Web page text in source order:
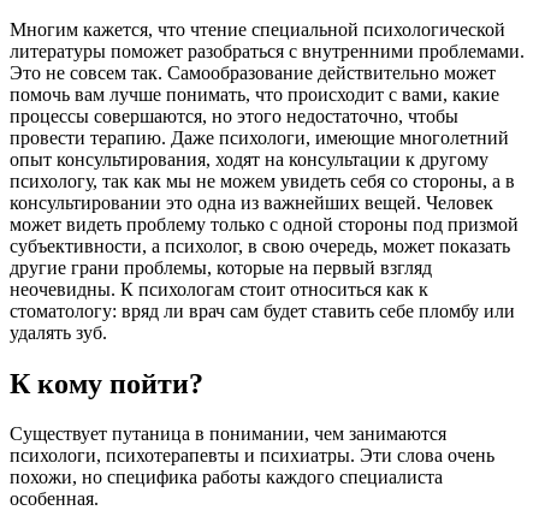
Многим кажется, что чтение специальной психологической
литературы поможет разобраться с внутренними проблемами.
Это не совсем так. Самообразование действительно может
помочь вам лучше понимать, что происходит с вами, какие
процессы совершаются, но этого недостаточно, чтобы
провести терапию. Даже психологи, имеющие многолетний
опыт консультирования, ходят на консультации к другому
психологу, так как мы не можем увидеть себя со стороны, а в
консультировании это одна из важнейших вещей. Человек
может видеть проблему только с одной стороны под призмой
субъективности, а психолог, в свою очередь, может показать
другие грани проблемы, которые на первый взгляд
неочевидны. К психологам стоит относиться как к
стоматологу: вряд ли врач сам будет ставить себе пломбу или
удалять зуб.
К кому пойти?
Существует путаница в понимании, чем занимаются
психологи, психотерапевты и психиатры. Эти слова очень
похожи, но специфика работы каждого специалиста
особенная.